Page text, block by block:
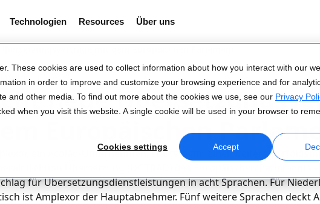
These cookies are used to collect information about how you interact with our
in order to improve and customize your browsing experience and for
and other media. To find out more about the cookies we use, see our Privacy
when you visit this website. A single cookie will be used in your browser to
Cookies settings Accept
Technologien Resources Über uns
2020
neue
dem Europäischen
ein Acolad-Unternehmen, startete mit einer weiteren
Übersetzung (DGTRAD) des Europäischen Parlaments
für Übersetzungsdienstleistungen in acht Sprachen. Für
ist Amplexor der Hauptabnehmer. Fünf weitere Sprachen deckt